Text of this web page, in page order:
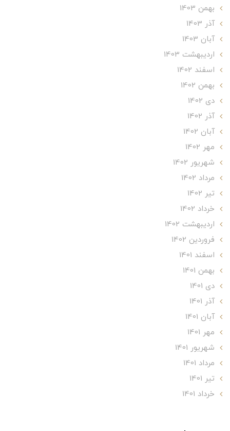
بهمن 1403
آذر 1403
آبان 1403
ارديبهشت 1403
اسفند 1402
بهمن 1402
دی 1402
آذر 1402
آبان 1402
مهر 1402
شهریور 1402
مرداد 1402
تير 1402
خرداد 1402
ارديبهشت 1402
فروردین 1402
اسفند 1401
بهمن 1401
دی 1401
آذر 1401
آبان 1401
مهر 1401
شهریور 1401
مرداد 1401
تير 1401
خرداد 1401